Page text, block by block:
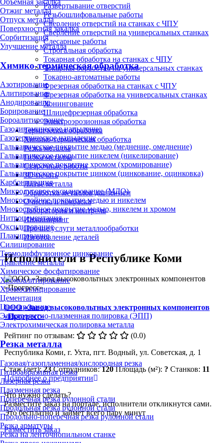
Отжиг металла
Отпуск металла
Поверхностная закалка
Сорбитизация
Улучшение металла
Химико-термическая обработка
Азотирование
Алитирование
Анодирование
Борирование
Бороалитирование
Газодинамическое напыление
Газотермическое напыление
Гальваническое покрытие медью (меднение, омеднение)
Гальваническое покрытие никелем (никелирование)
Гальваническое покрытие хромом (хромирование)
Гальваническое покрытие цинком (цинкование, оцинковка)
Карбонитрация
Микродуговое оксидирование (МДО)
Многослойное покрытие медью и никелем
Многослойное покрытие медью, никелем и хромом
Нитроцементация
Оксидирование
Плакирование
Силицирование
Термодиффузионное цинкование
Травление металла
Химическое фосфатирование
Хромоалитирование
Хромосилицирование
Цементация
Цианирование
Электролитно-плазменная полировка (ЭПП)
Электрохимическая полировка металла
Резка металла
Газовая/газопламенная/кислородная резка
Гидроабразивная резка
Лазерная резка
Плазменная резка
Поперечная резка рулонной стали
Продольная резка рулонной стали
Продольно-поперечная резка рулонной стали
Резка арматуры
Резка на ленточнопильном станке
Развертывание отверстий
Резьбошлифовальные работы
Сверление отверстий на станках с ЧПУ
Сверление отверстий на универсальных станках
Слесарные работы
Строгальная обработка
Токарная обработка на станках с ЧПУ
Токарная обработка на универсальных станках
Токарно-автоматные работы
Фрезерная обработка на станках с ЧПУ
Фрезерная обработка на универсальных станках
Хонингование
Шлицефрезерная обработка
Электроэрозионная обработка
Термическая обработка
Химико-термическая обработка
Резка металла
Гибка металла
Сварочные работы
3D-печать
Литьё металла
Обработка металлов давлением
Очистка и покраска
Лаборатория и контроль
Инжиниринг
Прочие услуги металлообработки
Изготовление деталей
Исполнители в Республике Коми
ООО «Завод высоковольтных электронных компонентов
«Прогресс»
Рейтинг по отзывам:
(0.0)
Республика Коми, г. Ухта, пгт. Водный, ул. Советская, д. 1
Стаж (лет):23 Сотрудников:120 Площадь (м²): ? Станков: 11
Подробнее о предприятии
Что нужно сделать?
Разместите заказ на портале, исполнители откликнутся сами.
Это бесплатно и займет всего пару минут
Разместить заказ